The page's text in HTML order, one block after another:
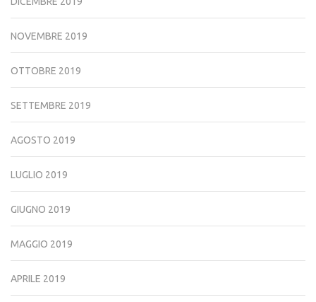
NOVEMBRE 2019
OTTOBRE 2019
SETTEMBRE 2019
AGOSTO 2019
LUGLIO 2019
GIUGNO 2019
MAGGIO 2019
APRILE 2019